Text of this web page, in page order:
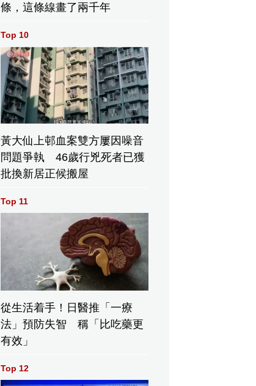
條，這條線畫了兩千年
Top 10
黃大仙上邨血案雙方屢因噪音
問題爭執 46歲行兇死者已獲
批換新居正候搬屋
Top 11
從生活着手！日醫推「一療
法」預防失智 稱「比吃藥更
有效」
Top 12